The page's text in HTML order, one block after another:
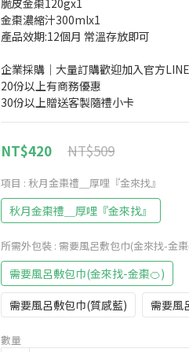
脆皮金棗120gx1
金棗濃縮汁300mlx1
產品效期:12個月 常溫存放即可
企業採購｜大量訂購歡迎加入官方
20份以上有商務優惠
30份以上贈送客製隨禮小卡
NT$509
NT$420
項目 : 秋月金棗禮＿厚哩『金來找』
秋月金棗禮＿厚哩『金來找』
所需外包裝 : 需要風呂敷包巾(金來找-金
需要風呂敷包巾(金來找-金棗🍊)
需要風呂敷包巾(質感藍)
需要風
數量